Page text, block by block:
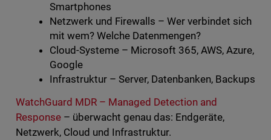
Smartphones
Netzwerk und Firewalls – Wer verbindet sich
mit wem? Welche Datenmengen?
Cloud-Systeme – Microsoft 365, AWS, Azure,
Google
Infrastruktur – Server, Datenbanken, Backups
WatchGuard MDR – Managed Detection and
Response– überwacht genau das: Endgeräte,
Netzwerk, Cloud und Infrastruktur.